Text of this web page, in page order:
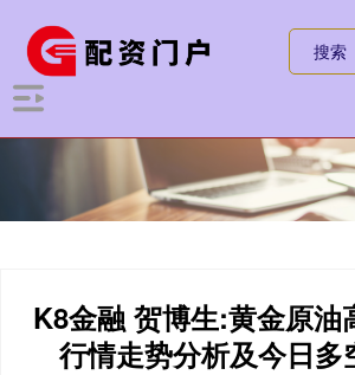
K8金融 贺博生:黄金原油
行情走势分析及今日多